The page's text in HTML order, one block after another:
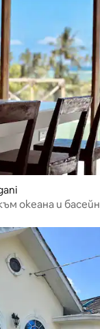
океана и басейн